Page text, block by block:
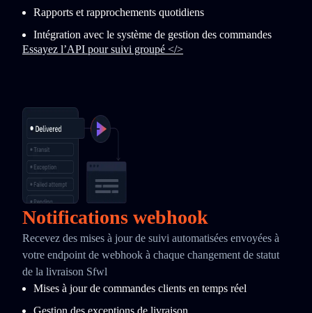
Rapports et rapprochements quotidiens
Intégration avec le système de gestion des commandes
Essayez l’API pour suivi groupé </>
Notifications webhook
Recevez des mises à jour de suivi automatisées envoyées à
votre endpoint de webhook à chaque changement de statut
de la livraison Sfwl
Mises à jour de commandes clients en temps réel
Gestion des exceptions de livraison